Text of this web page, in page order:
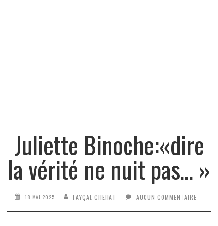
Juliette Binoche:«dire
la vérité ne nuit pas… »
18 MAI 2025 FAYÇAL CHEHAT AUCUN COMMENTAIRE